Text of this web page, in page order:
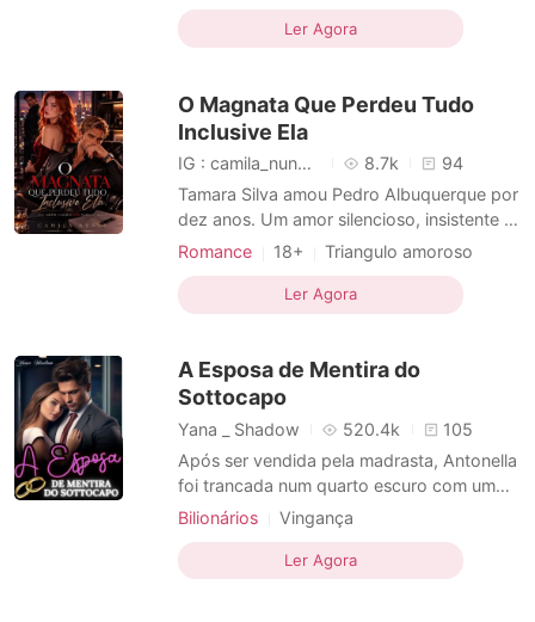
percebendo tarde demais que seu novo
marido, Collin, era conhecido por ser inútil.
zombaram dela, mas e
Casamento após um curto namoro
CEO
Múltiplas identidades
Ler Agora
O Magnata Que Perdeu Tudo
Inclusive Ela
IG : camila_nuness2 8.7k
94
Tamara Silva amou Pedro Albuquerque por
dez anos. Um amor silencioso, insistente e
solitário. Durante todo esse tempo, ela
entrega seriam suficientes para ser
escolhida. Nunca foram. Para Pedro,
presença constante, fácil de cont
Romance 18+
Triangulo amoroso
Casamento após um curto namoro
CEO
Encantadora
Paixão / Erótica
Romance
Bilionário
Ler Agora
A Esposa de Mentira do
Sottocapo
Yana _ Shadow 520.4k
105
Após ser vendida pela madrasta, Antonella
foi trancada num quarto escuro com um
brutamontes que pretendia tirar a sua
conseguiu se desvencilhar e fugir pela
janela. Em busca de ajuda, ela segurou o
Bilionários
Vingança
Casamento após um curto namoro
CEO
Máfia
Encantadora
Ler Agora